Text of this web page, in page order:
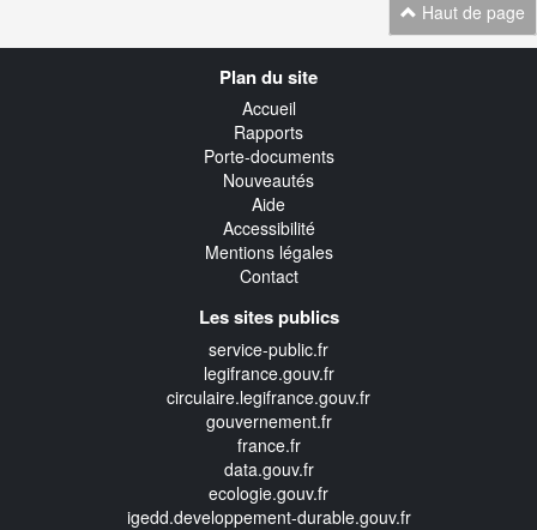
Haut de page
Plan du site
Accueil
Rapports
Porte-documents
Nouveautés
Aide
Accessibilité
Mentions légales
Contact
Les sites publics
service-public.fr
legifrance.gouv.fr
circulaire.legifrance.gouv.fr
gouvernement.fr
france.fr
data.gouv.fr
ecologie.gouv.fr
igedd.developpement-durable.gouv.fr